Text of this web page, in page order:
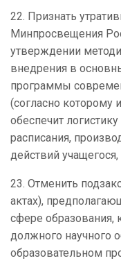
22. Признать
Минпросвещения
утверждении
внедрения в
программы
(согласно которому
обеспечит
расписания,
действий
23. Отменить
актах),
сфере
должного научного
образовательном